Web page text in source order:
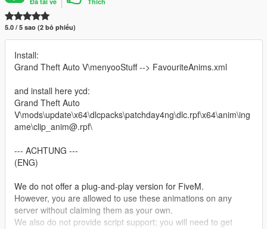
5.0 / 5 sao (2 bỏ phiếu)
Install:
Grand Theft Auto V\menyooStuff --> FavouriteAnims.xml
and install here ycd:
Grand Theft Auto
V\mods\update\x64\dlcpacks\patchday4ng\dlc.rpf\x64\anim\ing
ame\clip_anim@.rpf\
--- ACHTUNG ---
(ENG)
We do not offer a plug-and-play version for FiveM.
However, you are allowed to use these animations on any
server without claiming them as your own.
We also do not provide script support; you will need to get